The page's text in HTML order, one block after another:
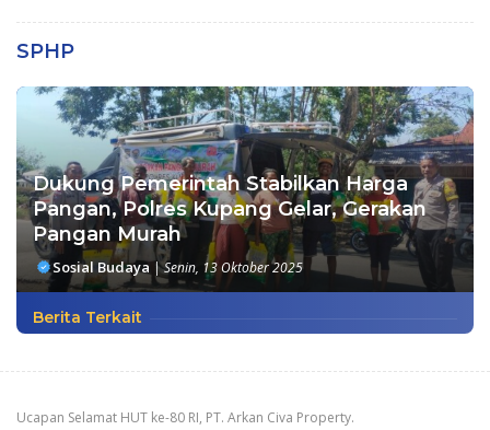
SPHP
Dukung Pemerintah Stabilkan Harga
Pangan, Polres Kupang Gelar, Gerakan
Pangan Murah
Sosial Budaya|Senin, 13 Oktober 2025
Berita Terkait
Ucapan Selamat HUT ke-80 RI, PT. Arkan Civa Property.